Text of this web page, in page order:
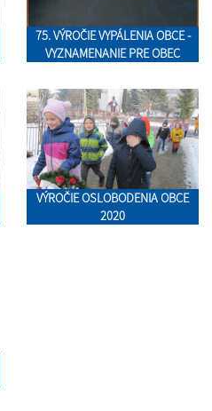
75. VÝROČIE VYPÁLENIA OBCE -
VYZNAMENANIE PRE OBEC
VÝROČIE OSLOBODENIA OBCE
2020